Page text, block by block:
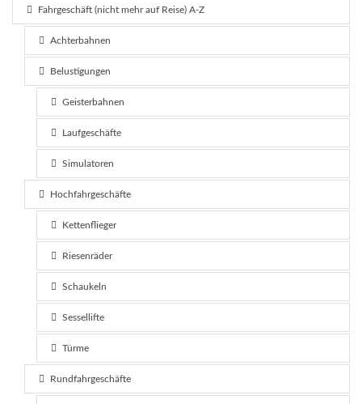
Fahrgeschäft (nicht mehr auf Reise) A-Z
Achterbahnen
Belustigungen
Geisterbahnen
Laufgeschäfte
Simulatoren
Hochfahrgeschäfte
Kettenflieger
Riesenräder
Schaukeln
Sessellifte
Türme
Rundfahrgeschäfte